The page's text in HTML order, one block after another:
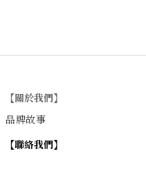
【關於我們】
品牌故事
【聯絡我們】